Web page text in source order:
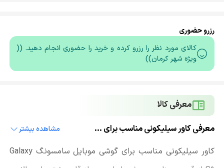
رزرو حضوری
کالای مورد نظر را رزرو کرده و خرید را حضوری انجام دهید. ((
ویژه شهر کرمان))
معرفی کالا
معرفی کاور سیلیکونی مناسب برای گوشی موبایل سامسونگ گلکسی Galaxy S9
مشاهده بیشتر
کاور سیلیکونی مناسب برای گوشی موبایل سامسونگ Galaxy